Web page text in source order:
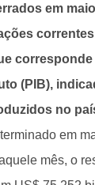
em
corresponde
(PIB),
no
em
mês, o